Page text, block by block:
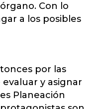
Con lo
a los posibles
por las
y asignar
Planeación